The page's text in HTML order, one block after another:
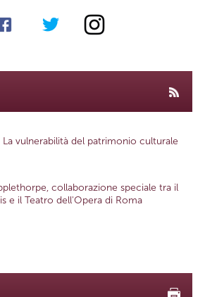
vulnerabilità del patrimonio culturale
collaborazione speciale tra il
e il Teatro dell'Opera di Roma